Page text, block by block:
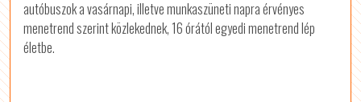
autóbuszok a vasárnapi, illetve munkaszüneti napra érvényes
menetrend szerint közlekednek, 16 órától egyedi menetrend lép
életbe.